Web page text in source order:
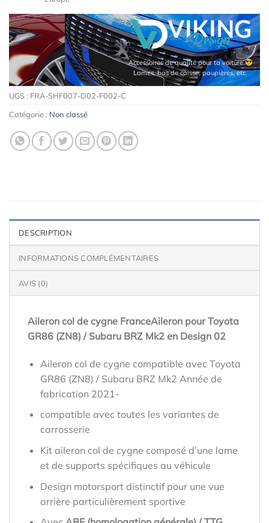
Accessoires de qualité pour ta voiture
Lames, bas de caisse, paupières, etc.
UGS : FRA-SHF007-D02-F002-C
Catégorie : Non classé
DESCRIPTION
INFORMATIONS COMPLÉMENTAIRES
AVIS (0)
Aileron col de cygne FranceAileron pour Toyota
GR86 (ZN8) / Subaru BRZ Mk2 en Design 02
Aileron col de cygne compatible avec Toyota
GR86 (ZN8) / Subaru BRZ Mk2 Année de
fabrication 2021-
compatible avec toutes les variantes de
carrosserie
Kit aileron col de cygne composé d’une lame
et de supports spécifiques au véhicule
Design motorsport distinctif pour une vue
arrière particulièrement sportive